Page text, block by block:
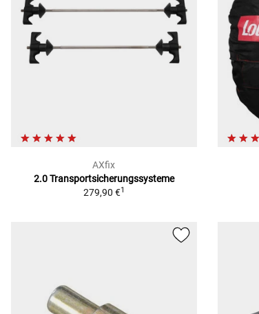
AXfix
2.0 Transportsicherungssysteme
279,90 €1